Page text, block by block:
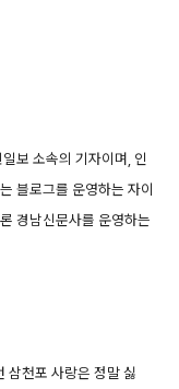
보 소속의 기자이며, 인
블로그를 운영하는 자이
경남신문사를 운영하는
삼천포 사랑은 정말 싫